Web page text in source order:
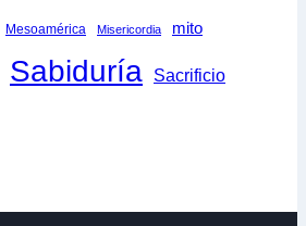
Mesoamérica Misericordia mito
Sabiduría Sacrificio